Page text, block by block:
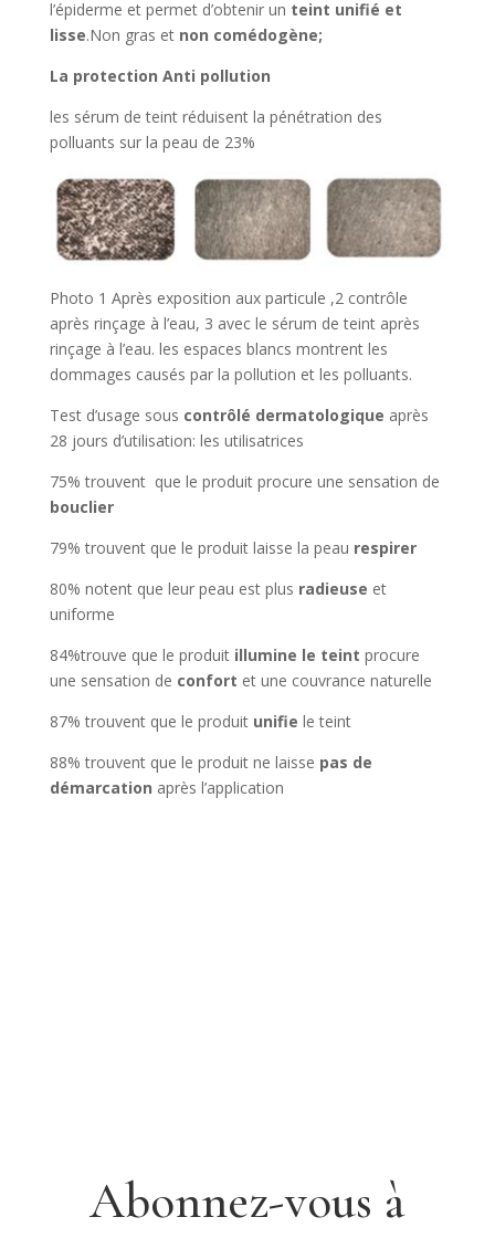
l’épiderme et permet d’obtenir un teint unifié et
lisse.Non gras etnon comédogène;
La protection Anti pollution
les sérum de teint réduisent la pénétration des
polluants sur la peau de 23%
Photo 1 Après exposition aux particule ,2 contrôle
après rinçage à l’eau, 3 avec le sérum de teint après
rinçage à l’eau. les espaces blancs montrent les
dommages causés par la pollution et les polluants.
Test d’usage sous contrôlé dermatologique après
28 jours d’utilisation: les utilisatrices
75% trouvent que le produit procure une sensation de
bouclier
79% trouvent que le produit laisse la peau respirer
80% notent que leur peau est plus radieuse et
uniforme
84%trouve que le produit illumine le teint procure
une sensation de confort et une couvrance naturelle
87% trouvent que le produit unifie le teint
88% trouvent que le produit ne laisse pas de
démarcation après l’application
Abonnez-vous à